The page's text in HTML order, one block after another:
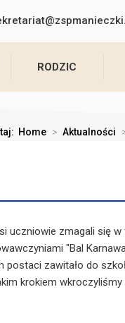
RODZIC
Home > Aktualności
uczniowie zmagali się w
"Bal
zawitało do
krokiem wkroczyliśmy